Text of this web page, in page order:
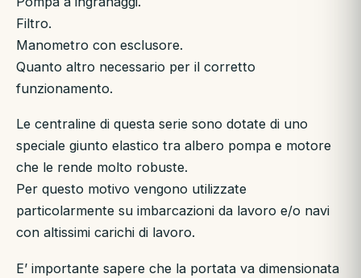
Filtro.
Manometro con esclusore.
Quanto altro necessario per il corretto
funzionamento.
Le centraline di questa serie sono dotate di uno
speciale giunto elastico tra albero pompa e motore
che le rende molto robuste.
Per questo motivo vengono utilizzate
particolarmente su imbarcazioni da lavoro e/o navi
con altissimi carichi di lavoro.
E’ importante sapere che la portata va dimensionata